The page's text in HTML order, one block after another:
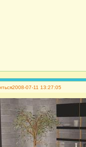
2008-07-11 13:27:05